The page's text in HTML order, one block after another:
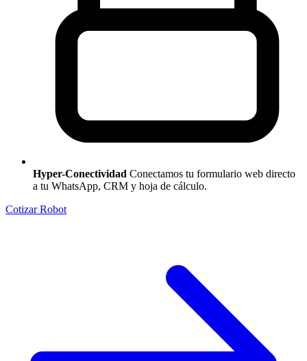
Hyper-Conectividad Conectamos tu formulario web directo
a tu WhatsApp, CRM y hoja de cálculo.
Cotizar Robot